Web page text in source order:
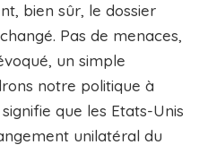
bien sûr, le dossier
Pas de menaces,
un simple
notre politique à
que les Etats-Unis
unilatéral du